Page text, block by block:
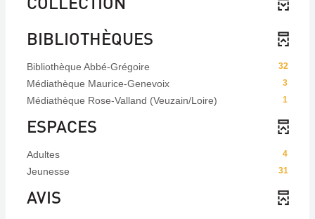
BIBLIOTHÈQUES
32
Bibliothèque Abbé-Grégoire
3
Médiathèque Maurice-Genevoix
1
Médiathèque Rose-Valland (Veuzain/Loire)
ESPACES
4
Adultes
31
Jeunesse
AVIS